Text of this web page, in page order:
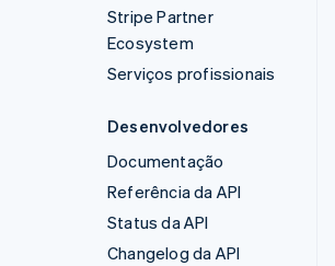
Stripe Partner
Ecosystem
Serviços profissionais
Desenvolvedores
Documentação
Referência da API
Status da API
Changelog da API